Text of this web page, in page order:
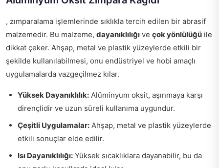
, zımparalama işlemlerinde sıklıkla tercih edilen bir abrasif
malzemedir. Bu malzeme, dayanıklılığı ve çok yönlülüğü ile
dikkat çeker. Ahşap, metal ve plastik yüzeylerde etkili bir
şekilde kullanılabilmesi, onu endüstriyel ve hobi amaçlı
uygulamalarda vazgeçilmez kılar.
Yüksek Dayanıklılık: Alüminyum oksit, aşınmaya karşı
dirençlidir ve uzun süreli kullanıma uygundur.
Çeşitli Uygulamalar: Ahşap, metal ve plastik yüzeylerde
etkili sonuçlar elde edilir.
Isı Dayanıklılığı: Yüksek sıcaklıklara dayanabilir, bu da